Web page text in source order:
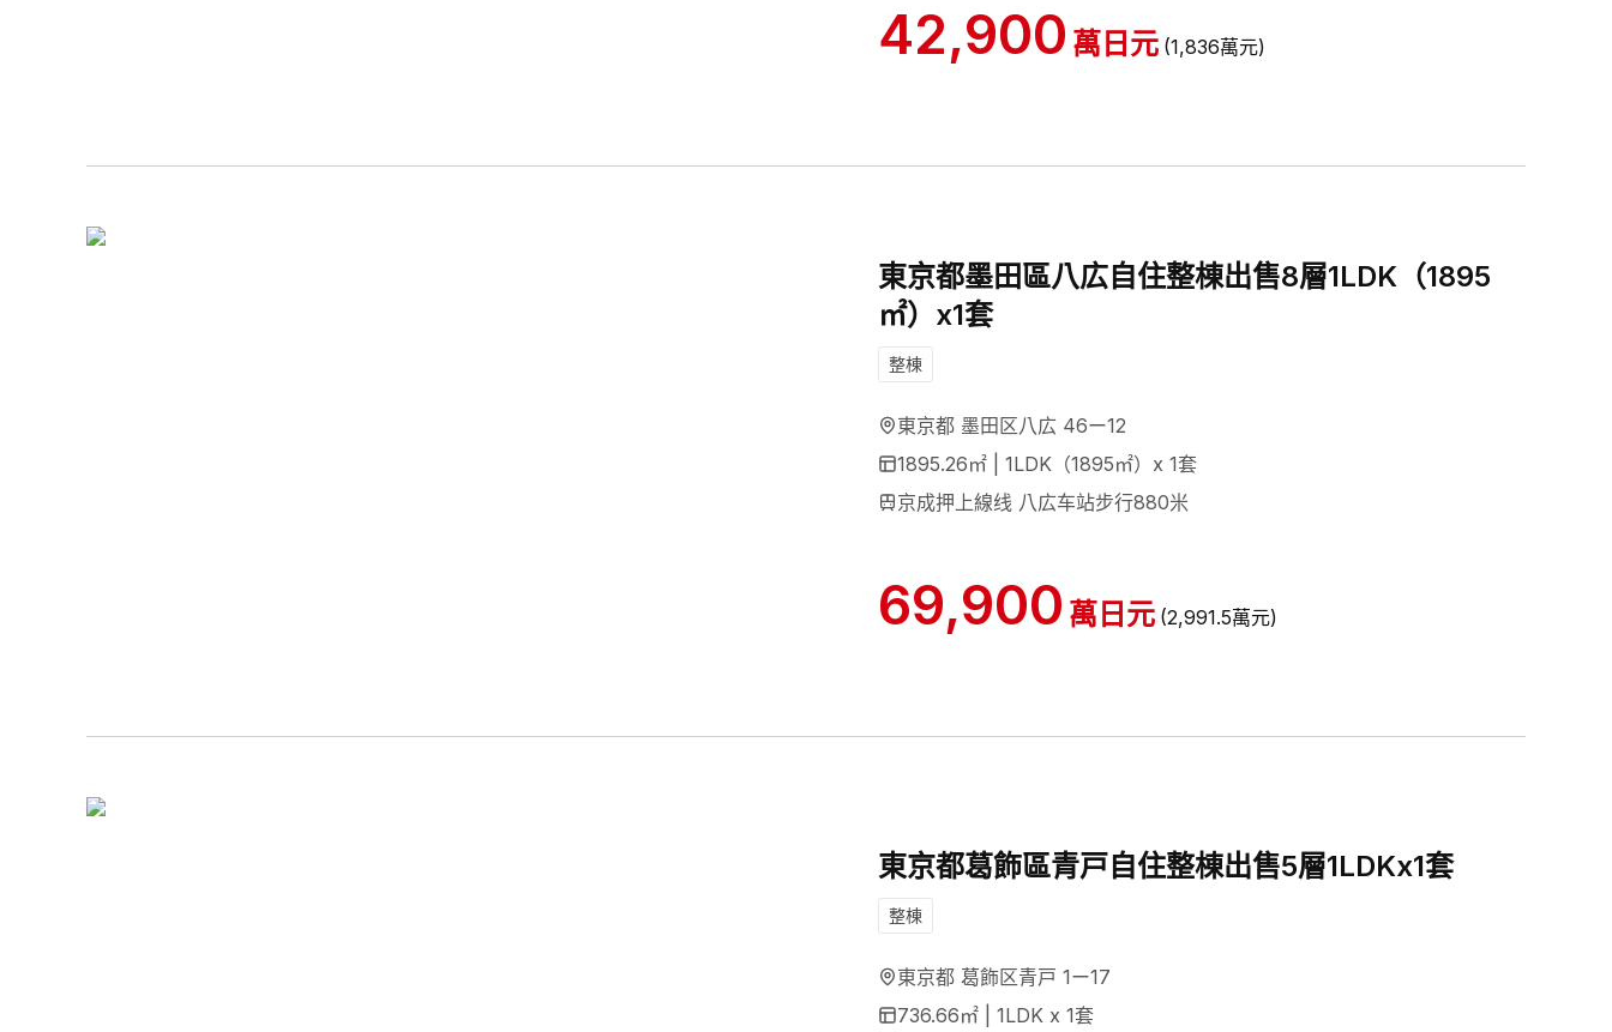
42,900 萬日元 (1,836萬元)
東京都墨田區八広自住整棟出售8層1LDK（1895
㎡）x1套
整棟
東京都 墨田区八広 46ー12
1895.26㎡ | 1LDK（1895㎡）x 1套
京成押上線线 八広车站步行880米
69,900 萬日元 (2,991.5萬元)
東京都葛飾區青戸自住整棟出售5層1LDKx1套
整棟
東京都 葛飾区青戸 1ー17
736.66㎡ | 1LDK x 1套